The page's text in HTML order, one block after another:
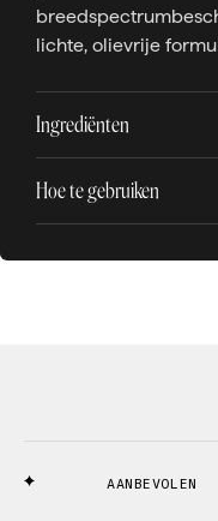
lichte, olievrije
Ingrediënten
Hoe te gebruiken
AANBEVOLEN